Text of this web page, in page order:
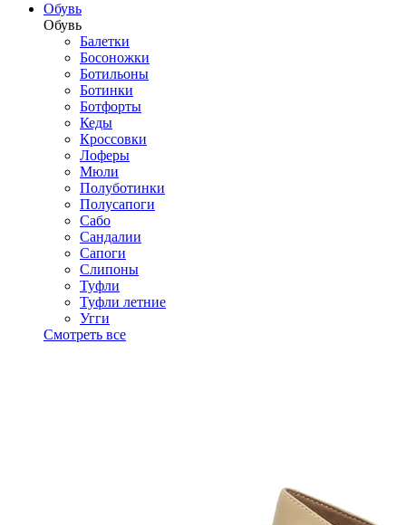
Обувь
Обувь
Балетки
Босоножки
Ботильоны
Ботинки
Ботфорты
Кеды
Кроссовки
Лоферы
Мюли
Полуботинки
Полусапоги
Сабо
Сандалии
Сапоги
Слипоны
Туфли
Туфли летние
Угги
Смотреть все